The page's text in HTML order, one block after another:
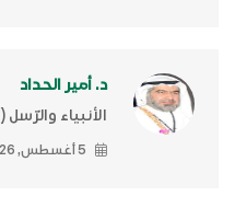
د. أمير الحداد
الأنبياء والرّسل (٢)ّ
5 أغسطس, 2026